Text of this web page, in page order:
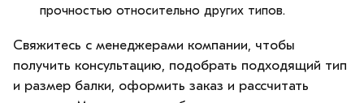
прочностью относительно других типов.
Свяжитесь с менеджерами компании, чтобы
получить консультацию, подобрать подходящий тип
и размер балки, оформить заказ и рассчитать